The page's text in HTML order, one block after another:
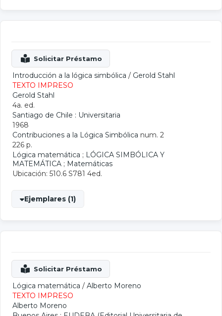
Introducción a la lógica simbólica / Gerold Stahl
TEXTO IMPRESO
Gerold Stahl
4a. ed.
Santiago de Chile : Universitaria
1968
Contribuciones a la Lógica Simbólica num. 2
226 p.
Lógica matemática ; LÓGICA SIMBÓLICA Y
MATEMÁTICA ; Matemáticas
Ubicación: 510.6 S781 4ed.
Ejemplares (1)
Lógica matemática / Alberto Moreno
TEXTO IMPRESO
Alberto Moreno